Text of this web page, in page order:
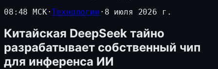
08:48 МСК·Технологии · 8 июля 2026 г.
Китайская DeepSeek тайно
разрабатывает собственный чип
для инференса ИИ